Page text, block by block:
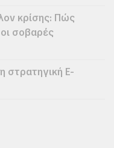
κρίσης: Πώς
σοβαρές
στρατηγική E-